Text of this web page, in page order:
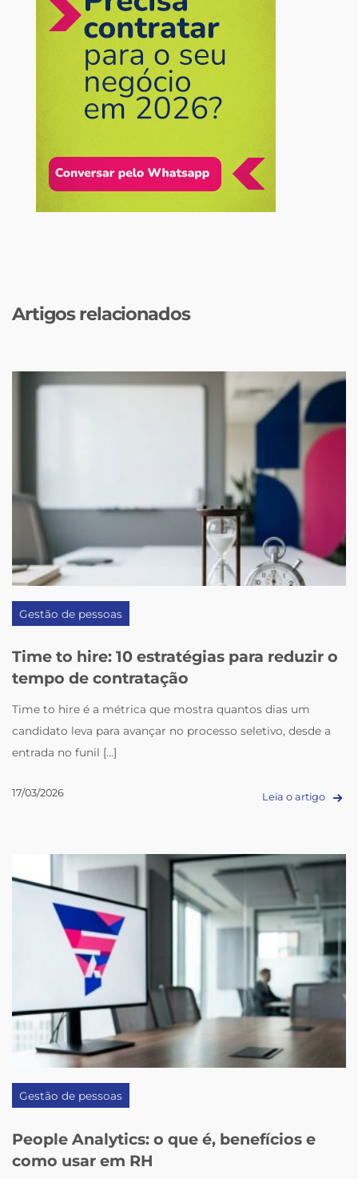
Artigos relacionados
Gestão de pessoas
Time to hire: 10 estratégias para reduzir o
tempo de contratação
Time to hire é a métrica que mostra quantos dias um
candidato leva para avançar no processo seletivo, desde a
entrada no funil [...]
17/03/2026 Leia o artigo
Gestão de pessoas
People Analytics: o que é, benefícios e
como usar em RH